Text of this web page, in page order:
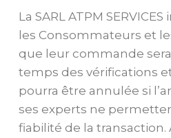
La SARL ATPM
les Consommateurs et
que leur commande
temps des vérifications
pourra être annulée si
ses experts ne
fiabilité de la transaction.